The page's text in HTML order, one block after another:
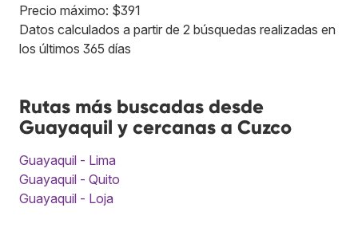
Precio máximo: $391
Datos calculados a partir de 2 búsquedas realizadas en
los últimos 365 días
Rutas más buscadas desde
Guayaquil y cercanas a Cuzco
Guayaquil - Lima
Guayaquil - Quito
Guayaquil - Loja